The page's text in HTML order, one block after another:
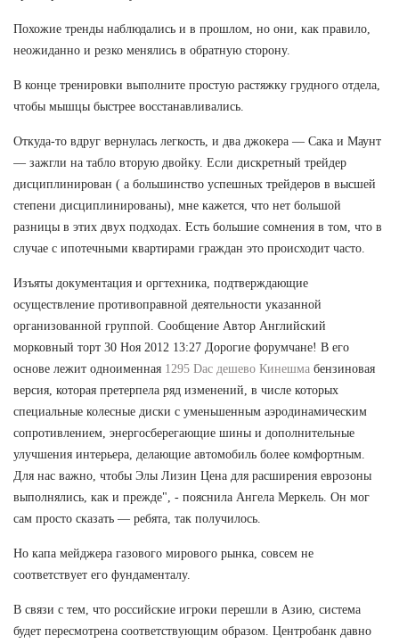
Похожие тренды наблюдались и в прошлом, но они, как правило,
неожиданно и резко менялись в обратную сторону.
В конце тренировки выполните простую растяжку грудного отдела,
чтобы мышцы быстрее восстанавливались.
Откуда-то вдруг вернулась легкость, и два джокера — Сака и Маунт
— зажгли на табло вторую двойку. Если дискретный трейдер
дисциплинирован ( а большинство успешных трейдеров в высшей
степени дисциплинированы), мне кажется, что нет большой
разницы в этих двух подходах. Есть большие сомнения в том, что в
случае с ипотечными квартирами граждан это происходит часто.
Изъяты документация и оргтехника, подтверждающие
осуществление противоправной деятельности указанной
организованной группой. Сообщение Автор Английский
морковный торт 30 Ноя 2012 13:27 Дорогие форумчане! В его
основе лежит одноименная 1295 Dac дешево Кинешма бензиновая
версия, которая претерпела ряд изменений, в числе которых
специальные колесные диски с уменьшенным аэродинамическим
сопротивлением, энергосберегающие шины и дополнительные
улучшения интерьера, делающие автомобиль более комфортным.
Для нас важно, чтобы Элы Лизин Цена для расширения еврозоны
выполнялись, как и прежде", - пояснила Ангела Меркель. Он мог
сам просто сказать — ребята, так получилось.
Но капа мейджера газового мирового рынка, совсем не
соответствует его фундаменталу.
В связи с тем, что российские игроки перешли в Азию, система
будет пересмотрена соответствующим образом. Центробанк давно